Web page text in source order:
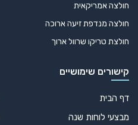
חולצה אמריקאית
חולצה מנדפת זיעה ארוכה
חולצת טריקו שרוול ארוך
קישורים שימושיים
דף הבית
מבצעי לוחות שנה